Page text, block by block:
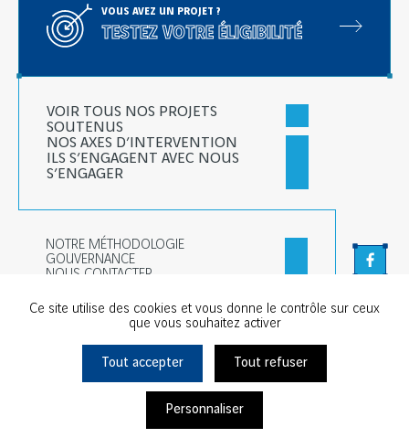
Ils s'engagent avec nous
VOUS AVEZ UN PROJET ?
TESTEZ VOTRE ÉLIGIBILITÉ
VOIR TOUS NOS PROJETS
SOUTENUS
NOS AXES D’INTERVENTION
ILS S’ENGAGENT AVEC NOUS
S’ENGAGER
NOTRE MÉTHODOLOGIE
GOUVERNANCE
NOUS CONTACTER
© Chantiers & Territoires Solidaires - Tous droits réservés
Vie privée
Mentions légales
Plan du site
Conception & développement : G comme une idée
Ce site utilise des cookies et vous donne le contrôle sur ceux
que vous souhaitez activer
Tout accepter Tout refuser
Personnaliser